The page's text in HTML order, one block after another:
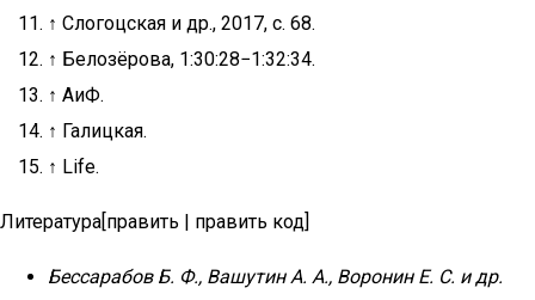
↑ Слогоцская и др., 2017, с. 68.
↑ Белозёрова, 1:30:28−1:32:34.
↑ АиФ.
↑ Галицкая.
↑ Life.
Литература[править | править код]
Бессарабов Б. Ф., Вашутин А. А., Воронин Е. С. и др.